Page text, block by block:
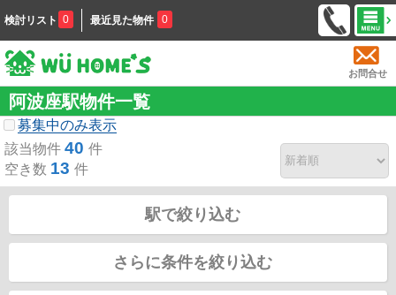
検討リスト 0 最近見た物件 0
お問合せ
阿波座駅物件一覧
募集中のみ表示
該当物件 40 件
空き数 13 件
駅で絞り込む
さらに条件を絞り込む